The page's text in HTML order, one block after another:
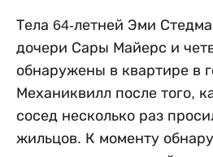
Тела 64-летней Эми
дочери Сары Майерс и
обнаружены в квартире в
Механиквилл после того,
сосед несколько раз
жильцов. К моменту